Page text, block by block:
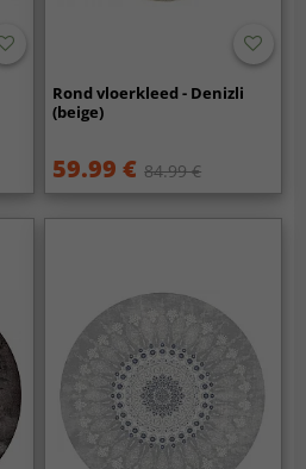
Rond vloerkleed - Denizli
(beige)
59.99 € 84.99 €